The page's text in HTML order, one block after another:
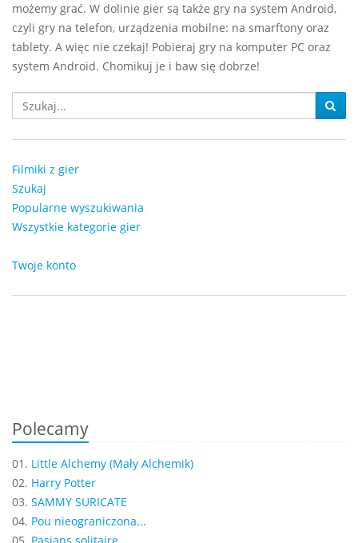
możemy grać. W dolinie gier są także gry na system Android,
czyli gry na telefon, urządzenia mobilne: na smarftony oraz
tablety. A więc nie czekaj! Pobieraj gry na komputer PC oraz
system Android. Chomikuj je i baw się dobrze!
Filmiki z gier
Szukaj
Popularne wyszukiwania
Wszystkie kategorie gier
Twoje konto
Polecamy
01. Little Alchemy (Mały Alchemik)
02. Harry Potter
03. SAMMY SURICATE
04. Pou nieograniczona...